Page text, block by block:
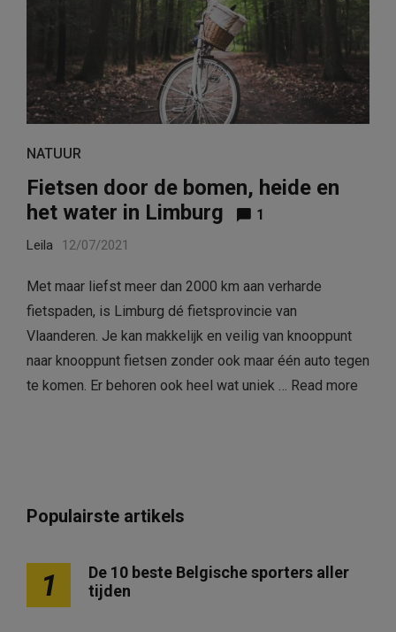
NATUUR
Fietsen door de bomen, heide en
het water in Limburg
1
Leila 12/07/2021
Met maar liefst meer dan 2000 km aan verharde
fietspaden, is Limburg dé fietsprovincie van
Vlaanderen. Je kan makkelijk en veilig van knooppunt
naar knooppunt fietsen zonder ook maar één auto tegen
te komen. Er behoren ook heel wat uniek … Read more
Populairste artikels
1
De 10 beste Belgische sporters aller
tijden